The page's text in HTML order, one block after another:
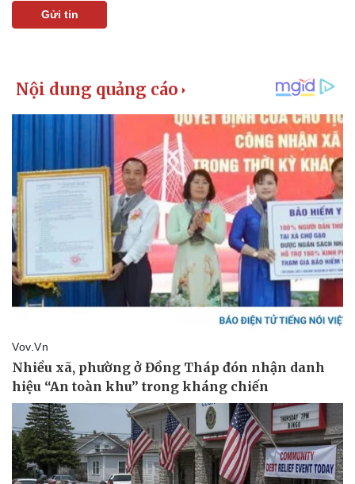
Khởi nghiệp
Chứng khoán
Giá cà phê
Gửi tin